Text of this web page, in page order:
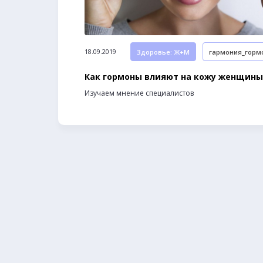
18.09.2019 Здоровье: Ж+М
Как гормоны влияют на кожу женщины
Изучаем мнение специалистов